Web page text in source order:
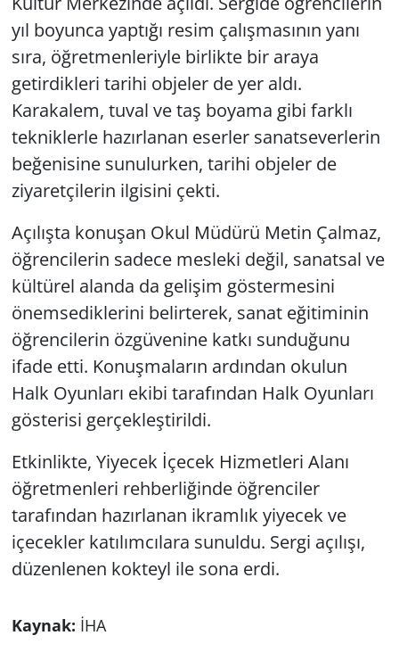
yıl boyunca yaptığı resim çalışmasının yanı
sıra, öğretmenleriyle birlikte bir araya
getirdikleri tarihi objeler de yer aldı.
Karakalem, tuval ve taş boyama gibi farklı
tekniklerle hazırlanan eserler sanatseverlerin
beğenisine sunulurken, tarihi objeler de
ziyaretçilerin ilgisini çekti.
Açılışta konuşan Okul Müdürü Metin Çalmaz,
öğrencilerin sadece mesleki değil, sanatsal ve
kültürel alanda da gelişim göstermesini
önemsediklerini belirterek, sanat eğitiminin
öğrencilerin özgüvenine katkı sunduğunu
ifade etti. Konuşmaların ardından okulun
Halk Oyunları ekibi tarafından Halk Oyunları
gösterisi gerçekleştirildi.
Etkinlikte, Yiyecek İçecek Hizmetleri Alanı
öğretmenleri rehberliğinde öğrenciler
tarafından hazırlanan ikramlık yiyecek ve
içecekler katılımcılara sunuldu. Sergi açılışı,
düzenlenen kokteyl ile sona erdi.
Kaynak: İHA